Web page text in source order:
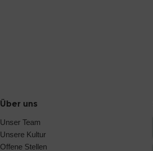
Über uns
Unser Team
Unsere Kultur
Offene Stellen